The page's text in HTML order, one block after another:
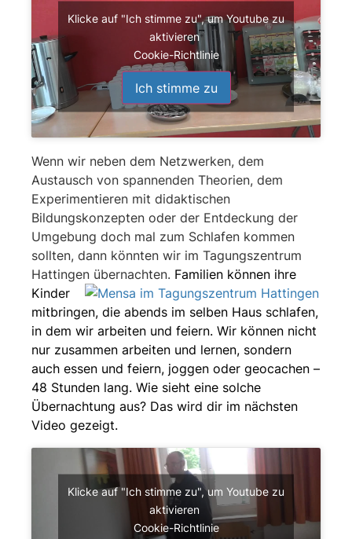
Klicke auf "Ich stimme zu", um Youtube zu
aktivieren
Cookie-Richtlinie
Ich stimme zu
Wenn wir neben dem Netzwerken, dem
Austausch von spannenden Theorien, dem
Experimentieren mit didaktischen
Bildungskonzepten oder der Entdeckung der
Umgebung doch mal zum Schlafen kommen
sollten, dann könnten wir im Tagungszentrum
Hattingen übernachten. Familien können ihre
Kinder
mitbringen, die abends im selben Haus schlafen,
in dem wir arbeiten und feiern. Wir können nicht
nur zusammen arbeiten und lernen, sondern
auch essen und feiern, joggen oder geocachen –
48 Stunden lang. Wie sieht eine solche
Übernachtung aus? Das wird dir im nächsten
Video gezeigt.
Klicke auf "Ich stimme zu", um Youtube zu
aktivieren
Cookie-Richtlinie